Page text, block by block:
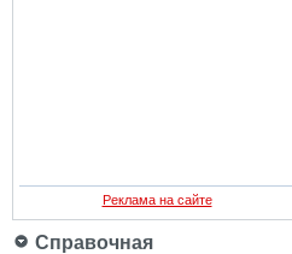
Реклама на сайте
Справочная